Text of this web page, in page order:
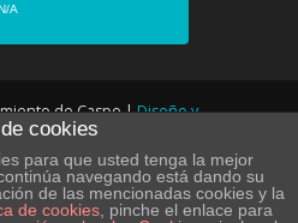
A
N/A
N/A
de Caspe |Diseño y
web
– LOPD
cookies
para que usted tenga la mejor
navegando está dando su
de las mencionadas cookies y la
de cookies , pinche el enlace para